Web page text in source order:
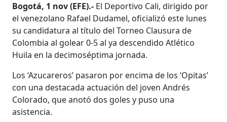
Bogotá, 1 nov (EFE).- El Deportivo Cali, dirigido por
el venezolano Rafael Dudamel, oficializó este lunes
su candidatura al título del Torneo Clausura de
Colombia al golear 0-5 al ya descendido Atlético
Huila en la decimoséptima jornada.
Los ‘Azucareros’ pasaron por encima de los ‘Opitas’
con una destacada actuación del joven Andrés
Colorado, que anotó dos goles y puso una
asistencia.